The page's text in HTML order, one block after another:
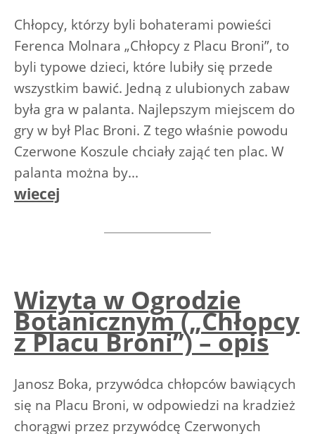
Chłopcy, którzy byli bohaterami powieści
Ferenca Molnara „Chłopcy z Placu Broni”, to
byli typowe dzieci, które lubiły się przede
wszystkim bawić. Jedną z ulubionych zabaw
była gra w palanta. Najlepszym miejscem do
gry w był Plac Broni. Z tego właśnie powodu
Czerwone Koszule chciały zająć ten plac. W
palanta można by...
wiecej
Wizyta w Ogrodzie
Botanicznym („Chłopcy
z Placu Broni”) – opis
Janosz Boka, przywódca chłopców bawiących
się na Placu Broni, w odpowiedzi na kradzież
chorągwi przez przywódcę Czerwonych